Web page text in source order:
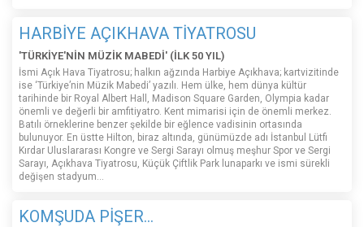
HARBİYE AÇIKHAVA TİYATROSU
'TÜRKİYE'NİN MÜZİK MABEDİ' (İLK 50 YIL)
İsmi Açık Hava Tiyatrosu; halkın ağzında Harbiye Açıkhava; kartvizitinde
ise ‘Türkiye’nin Müzik Mabedi’ yazılı. Hem ülke, hem dünya kültür
tarihinde bir Royal Albert Hall, Madison Square Garden, Olympia kadar
önemli ve değerli bir amfitiyatro. Kent mimarisi için de önemli merkez.
Batılı örneklerine benzer şekilde bir eğlence vadisinin ortasında
bulunuyor. En üstte Hilton, biraz altında, günümüzde adı İstanbul Lütfi
Kırdar Uluslararası Kongre ve Sergi Sarayı olmuş meşhur Spor ve Sergi
Sarayı, Açıkhava Tiyatrosu, Küçük Çiftlik Park lunaparkı ve ismi sürekli
değişen stadyum…
KOMŞUDA PİŞER...